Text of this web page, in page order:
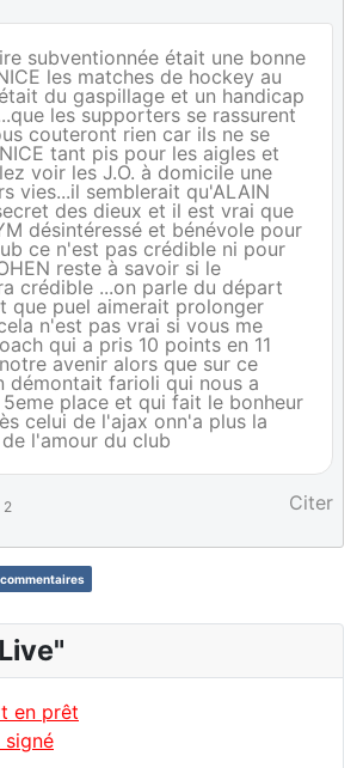
subventionnée était une bonne
les matches de hockey au
du gaspillage et un handicap
les supporters se rassurent
couteront rien car ils ne se
tant pis pour les aigles et
voir les J.O. à domicile une
vies...il semblerait qu'ALAIN
des dieux et il est vrai que
désintéressé et bénévole pour
ce n'est pas crédible ni pour
reste à savoir si le
crédible ...on parle du départ
que puel aimerait prolonger
n'est pas vrai si vous me
qui a pris 10 points en 11
avenir alors que sur ce
démontait farioli qui nous a
5eme place et qui fait le bonheur
celui de l'ajax onn'a plus la
l'amour du club
2 Citer
en prêt
signé